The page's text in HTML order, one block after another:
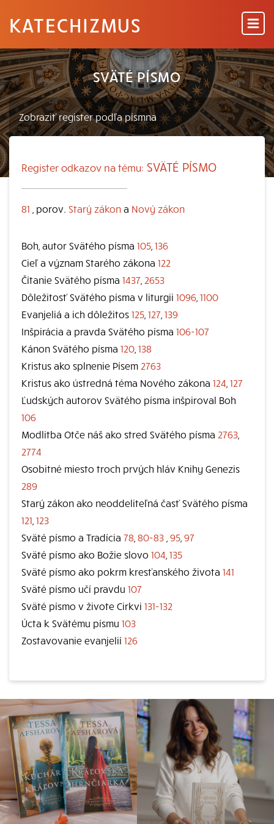
KATECHIZMUS
SVÄTÉ PÍSMO
Register odkazov na tému: SVÄTÉ PÍSMO
81 , porov. Starý zákon a Nový zákon
Boh, autor Svätého písma 105 136
Cieľ a význam Starého zákona 122
Čítanie Svätého písma 1437 2653
Dôležitosť Svätého písma v liturgii 1096 1100
Evanjeliá a ich dôležitos 125 127 139
Inšpirácia a pravda Svätého písma 106-107
Kánon Svätého písma 120 138
Kristus ako splnenie Písem 2763
Kristus ako ústredná téma Nového zákona 124 127
Ľudských autorov Svätého písma inšpiroval Boh
106
Modlitba Otče náš ako stred Svätého písma 2763
2774
Osobitné miesto troch prvých hláv Knihy Genezis
289
Starý zákon ako neoddeliteľná časť Svätého písma
121 123
Sväté písmo a Tradícia 78 80-83 95 97
Sväté písmo ako Božie slovo 104 135
Sväté písmo ako pokrm kresťanského života 141
Sväté písmo učí pravdu 107
Sväté písmo v živote Cirkvi 131-132
Úcta k Svätému písmu 103
Zostavovanie evanjelií 126